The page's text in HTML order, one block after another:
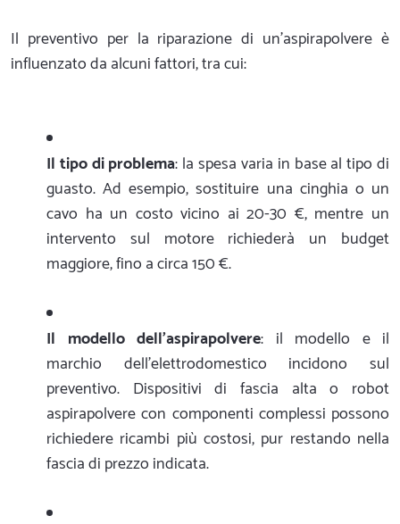
Il preventivo per la riparazione di un'aspirapolvere è
influenzato da alcuni fattori, tra cui:
Il tipo di problema: la spesa varia in base al tipo di
guasto. Ad esempio, sostituire una cinghia o un
cavo ha un costo vicino ai 20-30 €, mentre un
intervento sul motore richiederà un budget
maggiore, fino a circa 150 €.
Il modello dell'aspirapolvere: il modello e il
marchio dell'elettrodomestico incidono sul
preventivo. Dispositivi di fascia alta o robot
aspirapolvere con componenti complessi possono
richiedere ricambi più costosi, pur restando nella
fascia di prezzo indicata.